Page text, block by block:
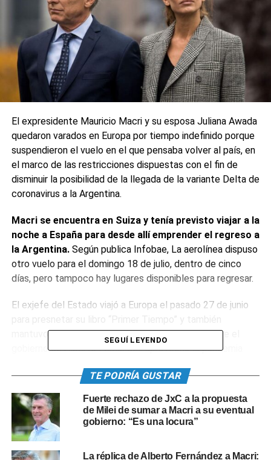
El expresidente Mauricio Macri y su esposa Juliana Awada
quedaron varados en Europa por tiempo indefinido porque
suspendieron el vuelo en el que pensaba volver al país, en
el marco de las restricciones dispuestas con el fin de
disminuir la posibilidad de la llegada de la variante Delta de
coronavirus a la Argentina.
Macri se encuentra en Suiza y tenía previsto viajar a la
noche a España para desde allí emprender el regreso a
la Argentina. Según publica Infobae, La aerolínea dispuso
otro vuelo para el domingo 18 de julio, dentro de cinco
días, pero tampoco hay lugares disponibles para regresar.
El exjefe del Estado viajó a Europa el pasado 27 de junio
mantuvo reuniones políticas. En ese marco, dijo que el
gobierno de Alberto Fernández aprovechó la pandemia
“más allá de cualquier pronóstico razonable de salud
mental”.
0 0
SEGUÍ LEYENDO
TE PODRÍA GUSTAR
Fuerte rechazo de JxC a la propuesta
de Milei de sumar a Macri a su eventual
gobierno: “Es una locura”
La réplica de Alberto Fernández a Macri: